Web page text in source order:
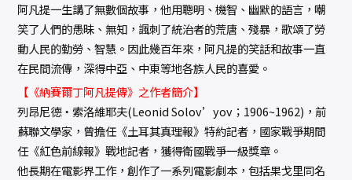
阿凡提一生講了無數個故事，他用聰明、機智、幽默的語言，嘲
笑了人們的愚昧、無知，諷刺了統治者的荒唐、殘暴，歌頌了勞
動人民的勤勞、智慧。因此幾百年來，阿凡提的笑話和故事一直
在民間流傳，深得中亞、中東等地各族人民的喜愛。
【《納賽爾丁阿凡提傳》之作者簡介】
列昂尼德‧索洛維耶夫(Leonid Solov’yov；1906~1962)，前
蘇聯文學家，曾擔任《土耳其真理報》特約記者，國家戰爭期間
任《紅色前線報》戰地記者，獲得衛國戰爭一級獎章。
他長期在電影界工作，創作了一系列電影劇本，包括果戈里同名